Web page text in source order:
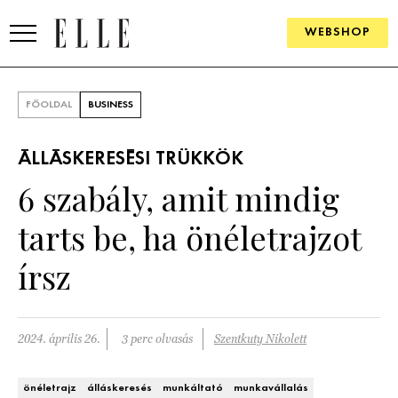
WEBSHOP
SZÉPSÉG
ÉLETMÓD
PÁRKAPCSOLAT
FŐOLDAL BUSINESS
ÁLLÁSKERESÉSI TRÜKKÖK
6 szabály, amit mindig
tarts be, ha önéletrajzot
írsz
2024. április 26. 3 perc olvasás Szentkuty Nikolett
önéletrajz álláskeresés munkáltató munkavállalás